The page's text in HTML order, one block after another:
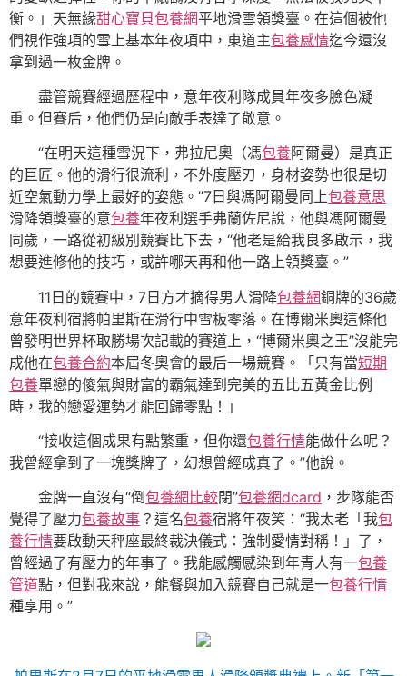
衡。」天無緣甜心寶貝包養網平地滑雪領獎臺。在這個被他
們視作強項的雪上基本年夜項中，東道主包養感情迄今還沒
拿到過一枚金牌。
盡管競賽經過歷程中，意年夜利隊成員年夜多臉色凝
重。但賽后，他們仍是向敵手表達了敬意。
“在明天這種雪況下，弗拉尼奧（馮包養阿爾曼）是真正
的巨匠。他的滑行很流利，不外度壓刃，身材姿勢也很是切
近空氣動力學上最好的姿態。”7日與馮阿爾曼同上包養意思
滑降領獎臺的意包養年夜利選手弗蘭佐尼說，他與馮阿爾曼
同歲，一路從初級別競賽比下去，“他老是給我良多啟示，我
想要進修他的技巧，或許哪天再和他一路上領獎臺。”
11日的競賽中，7日方才摘得男人滑降包養網銅牌的36歲
意年夜利宿將帕里斯在滑行中雪板零落。在博爾米奧這條他
曾發明世界杯取勝場次記載的賽道上，“博爾米奧之王”沒能完
成他在包養合約本屆冬奧會的最后一場競賽。「只有當短期
包養單戀的傻氣與財富的霸氣達到完美的五比五黃金比例
時，我的戀愛運勢才能回歸零點！」
“接收這個成果有點繁重，但你還包養行情能做什么呢？
我曾經拿到了一塊獎牌了，幻想曾經成真了。”他說。
金牌一直沒有“倒包養網比較閉”包養網dcard ，步隊能否
覺得了壓力包養故事 ？這名包養宿將年夜笑：“我太老「我包
養行情要啟動天秤座最終裁決儀式：強制愛情對稱！」了，
曾經過了有壓力的年事了。我能感觸感染到年青人有一包養
管道點，但對我來說，能餐與加入競賽自己就是一包養行情
種享用。”